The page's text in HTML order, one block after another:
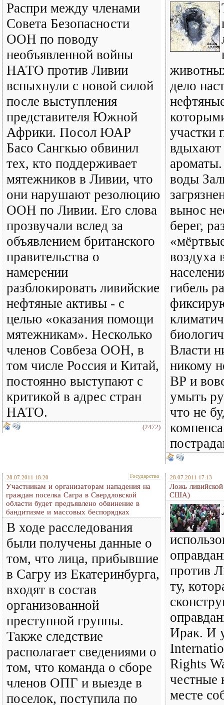
Распри между членами
Совета Безопасности
ООН по поводу
необъявленной войны
НАТО против Ливии
вспыхнули с новой силой
после выступления
представителя Южной
Африки. Посол ЮАР
Басо Сангкью обвинил
тех, кто поддерживает
мятежников в Ливии, что
они нарушают резолюцию
ООН по Ливии. Его слова
прозвучали вслед за
объявлением британского
правительства о
намерении
разблокировать ливийские
нефтяные активы - с
целью «оказания помощи
мятежникам». Несколько
членов Совбеза ООН, в
том числе Россия и Китай,
постоянно выступают с
критикой в адрес стран
НАТО.
(2472)
дело
участки
вдыхают
воды
вынос
берег,
воздуха
гибель
Власти
никому
ВР и
умыть
что не
28.07.2011 18:20 Государство
Участникам и организаторам нападения на
граждан поселка Сагра в Свердловской
области будет предъявлено обвинение в
бандитизме и массовых беспорядках
В ходе расследования
были получены данные о
том, что лица, прибывшие
в Сагру из Екатеринбурга,
входят в состав
организованной
преступной группы.
Также следствие
располагает сведениями о
том, что команда о сборе
членов ОПГ и выезде в
поселок, поступила по
28.07.2011 17:13
Ложь
США)
против
ту,
Ирак. И
Rights
честные
месте